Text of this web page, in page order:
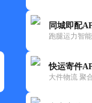
同城即配
跑腿运力智
快运寄件
大件物流 聚